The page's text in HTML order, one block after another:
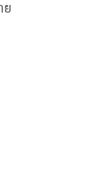
ย